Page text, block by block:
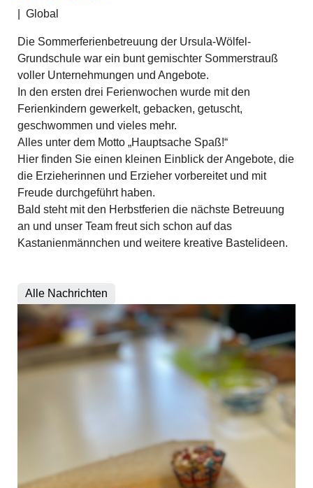
Global
Die Sommerferienbetreuung der Ursula-Wölfel-
Grundschule war ein bunt gemischter Sommerstrauß
voller Unternehmungen und Angebote.
In den ersten drei Ferienwochen wurde mit den
Ferienkindern gewerkelt, gebacken, getuscht,
geschwommen und vieles mehr.
Alles unter dem Motto „Hauptsache Spaß!“
Hier finden Sie einen kleinen Einblick der Angebote, die
die Erzieherinnen und Erzieher vorbereitet und mit
Freude durchgeführt haben.
Bald steht mit den Herbstferien die nächste Betreuung
an und unser Team freut sich schon auf das
Kastanienmännchen und weitere kreative Bastelideen.
Alle Nachrichten